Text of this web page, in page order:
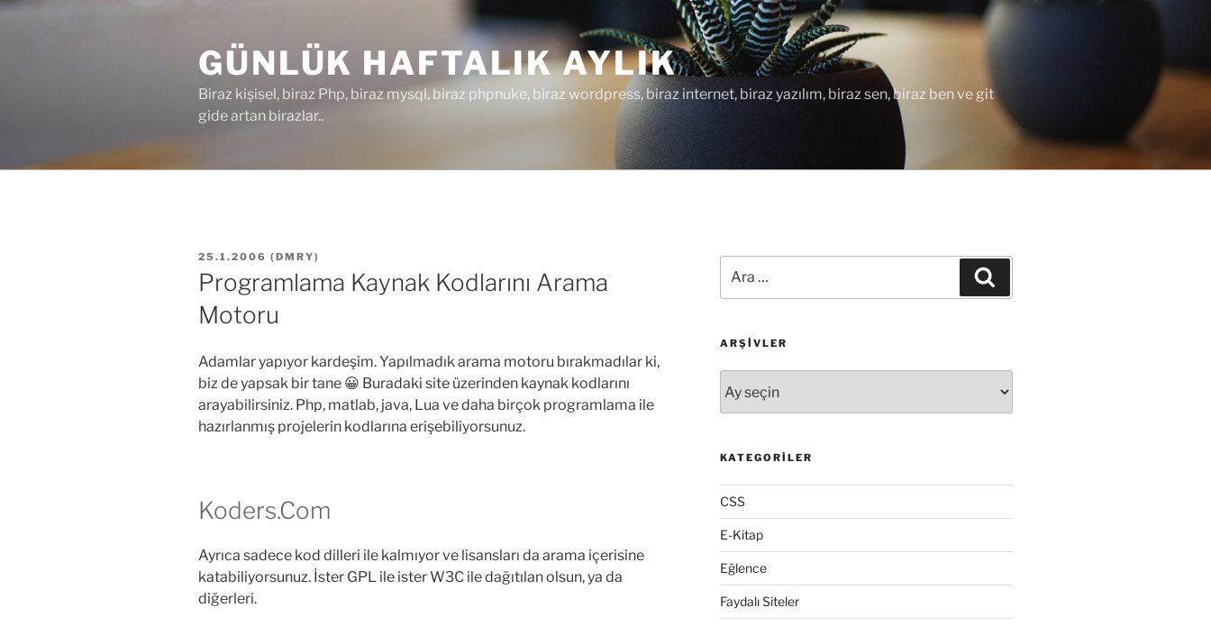
İçeriğe
GÜNLÜK HAFTALIK AYLIK
Biraz kişisel, biraz Php, biraz mysql, biraz phpnuke, biraz wordpress, biraz internet, biraz yazılım, biraz sen, biraz ben ve git
gide artan birazlar..
YAYIM
TARIHI
25.1.2006 ( DMRY)
Programlama Kaynak Kodlarını Arama
Motoru
Adamlar yapıyor kardeşim. Yapılmadık arama motoru bırakmadılar ki,
biz de yapsak bir tane 😀 Buradaki site üzerinden kaynak kodlarını
arayabilirsiniz. Php, matlab, java, Lua ve daha birçok programlama ile
hazırlanmış projelerin kodlarına erişebiliyorsunuz.
Koders.Com
Ayrıca sadece kod dilleri ile kalmıyor ve lisansları da arama içerisine
katabiliyorsunuz. İster GPL ile ister W3C ile dağıtılan olsun, ya da
diğerleri.
ARŞIVLER
KATEGORILER
CSS
E-Kitap
Eğlence
Faydalı Siteler